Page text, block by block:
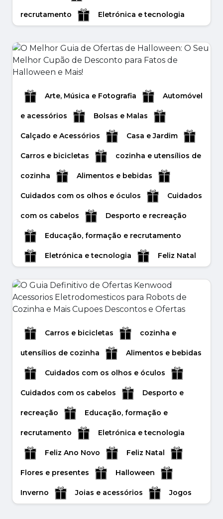
recrutamento Eletrónica e tecnologia
Animais de estimação e acessórios
Roupas e acessórios
Liquidação Viagens e férias
Códigos de Cupões Black Friday 2025:
O Segredo do Comprador Inteligente
para Grandes Poupanças
As sobras já foram guardadas e o espírito
natalício está no ar, mas uma tradição
continua em d...
noviembre 06, 2025
Leer másr
Arte, Música e Fotografia Automóvel
e acessórios Bolsas e Malas
Calçado e Acessórios Casa e Jardim
Carros e bicicletas cozinha e utensílios de
cozinha Alimentos e bebidas
Cuidados com os olhos e óculos Cuidados
com os cabelos Desporto e recreação
Educação, formação e recrutamento
Eletrónica e tecnologia Feliz Natal
Joias e acessórios Jogos
Livros e artigos de papelaria
estimação e acessórios Crianças e
brinquedos Roupas e acessórios
Saúde e Beleza
Serviço on-line
Viagens e férias
O Melhor Guia de Ofertas de
Halloween: O Seu Melhor Cupão de
Desconto para Fatos de Halloween e
O Halloween está a chegar e, se for como a
maioria das pessoas, provavelmente está
octubre 20, 2025
Carros e bicicletas cozinha e
utensílios de cozinha Alimentos e bebidas
Cuidados com os olhos e óculos
Cuidados com os cabelos Desporto e
recreação Educação, formação e
recrutamento Eletrónica e tecnologia
Feliz Ano Novo Feliz Natal
Flores e presentes Halloween
Inverno Joias e acessórios Jogos